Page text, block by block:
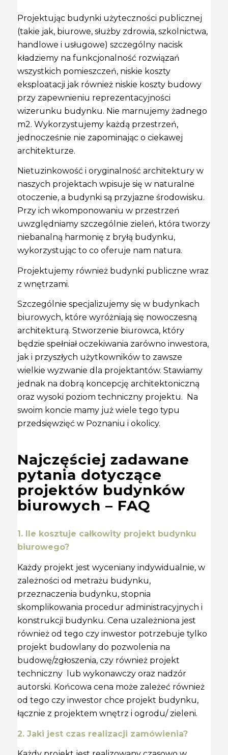
Projektując budynki użyteczności publicznej
(takie jak, biurowe, służby zdrowia, szkolnictwa,
handlowe i usługowe) szczególny nacisk
kładziemy na funkcjonalność rozwiązań
wszystkich pomieszczeń, niskie koszty
eksploatacji jak również niskie koszty budowy
przy zapewnieniu reprezentacyjności
wizerunku budynku. Nie marnujemy żadnego
m2. Wykorzystujemy każdą przestrzeń,
jednocześnie nie zapominając o ciekawej
architekturze.
Nietuzinkowość i oryginalność architektury w
naszych projektach wpisuje się w naturalne
otoczenie, a budynki są przyjazne środowisku.
Przy ich wkomponowaniu w przestrzeń
uwzględniamy szczególnie zieleń, która tworzy
niebanalną harmonię z bryłą budynku,
wykorzystując to co oferuje nam natura.
Projektujemy również budynki publiczne wraz
z wnętrzami.
Szczególnie specjalizujemy się w budynkach
biurowych, które wyróżniają się nowoczesną
architekturą. Stworzenie biurowca, który
będzie spełniał oczekiwania zarówno inwestora,
jak i przyszłych użytkowników to zawsze
wielkie wyzwanie dla projektantów. Stawiamy
jednak na dobrą koncepcję architektoniczną
oraz wysoki poziom techniczny projektu. Na
swoim koncie mamy już wiele tego typu
przedsięwzięć w Poznaniu i okolicy.
Najczęściej zadawane
pytania dotyczące
projektów budynków
biurowych – FAQ
1. Ile kosztuje całkowity projekt budynku
biurowego?
Każdy projekt jest wyceniany indywidualnie, w
zależności od metrażu budynku,
przeznaczenia budynku, stopnia
skomplikowania procedur administracyjnych i
konstrukcji budynku. Cena uzależniona jest
również od tego czy inwestor potrzebuje tylko
projekt budowlany do pozwolenia na
budowę/zgłoszenia, czy również projekt
techniczny lub wykonawczy oraz nadzór
autorski. Końcowa cena może zależeć również
od tego czy inwestor chce projekt budynku,
łącznie z projektem wnętrz i ogrodu/ zieleni.
2. Jaki jest czas realizacji zamówienia?